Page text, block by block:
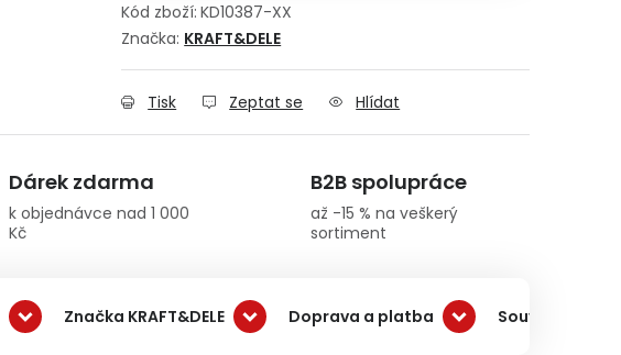
Kód zboží: KD10387-XX
Značka: KRAFT&DELE
Tisk Zeptat se Hlídat
Dárek zdarma
k objednávce nad 1 000
Kč
B2B spolupráce
až -15 % na veškerý
sortiment
Značka KRAFT&DELE Doprava a platba Související